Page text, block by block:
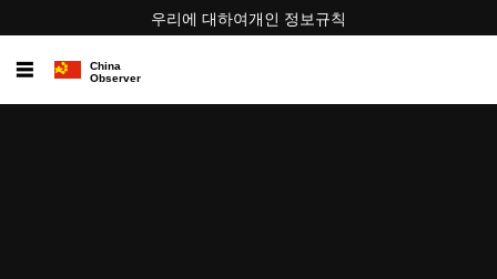
우리에 대하여개인 정보규칙
☰